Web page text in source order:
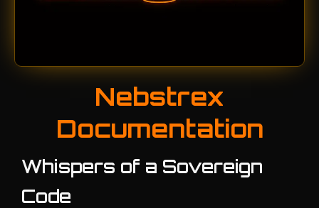
Nebstrex
Documentation
Whispers of a Sovereign
Code